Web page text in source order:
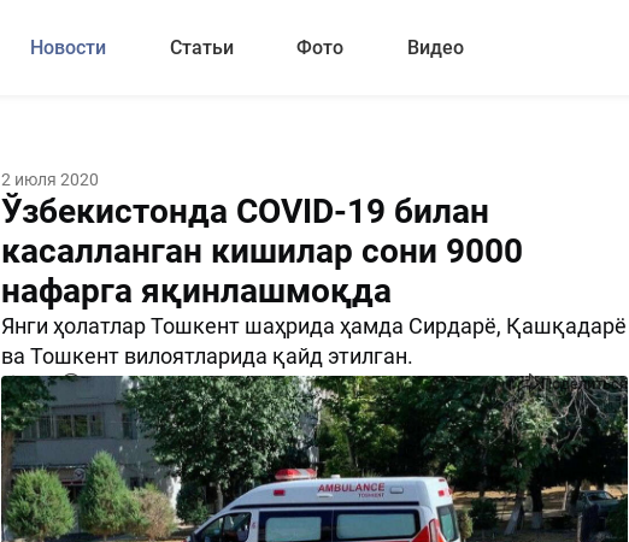
Новости Статьи Фото Видео
2 июля 2020
Ўзбекистонда COVID-19 билан
касалланган кишилар сони 9000
нафарга яқинлашмоқда
Янги ҳолатлар Тошкент шаҳрида ҳамда Сирдарё, Қашқадарё
ва Тошкент вилоятларида қайд этилган.
1502 0 Поделиться